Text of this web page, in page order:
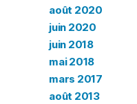
août 2020
juin 2020
juin 2018
mai 2018
mars 2017
août 2013